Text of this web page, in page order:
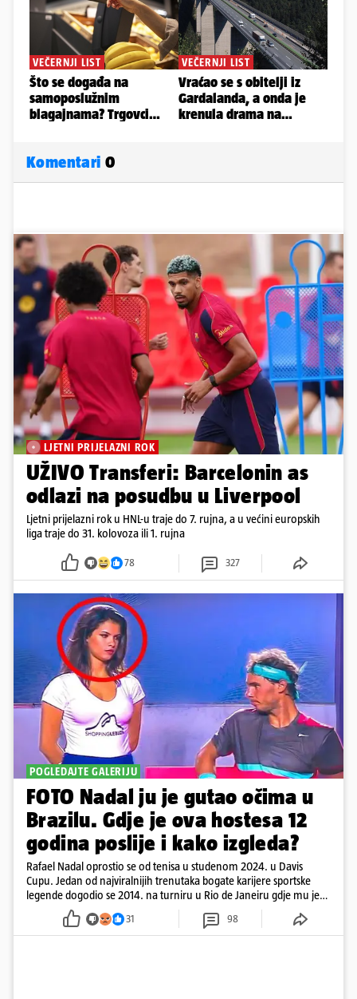
Komentari 0
LJETNI PRIJELAZNI ROK
UŽIVO Transferi: Barcelonin as
odlazi na posudbu u Liverpool
Ljetni prijelazni rok u HNL-u traje do 7. rujna, a u većini europskih
liga traje do 31. kolovoza ili 1. rujna
78 327
POGLEDAJTE GALERIJU
FOTO Nadal ju je gutao očima u
Brazilu. Gdje je ova hostesa 12
godina poslije i kako izgleda?
Rafael Nadal oprostio se od tenisa u studenom 2024. u Davis
Cupu. Jedan od najviralnijih trenutaka bogate karijere sportske
legende dogodio se 2014. na turniru u Rio de Janeiru gdje mu je
pažnju odvlačila ljepotica iza klupe
31 98